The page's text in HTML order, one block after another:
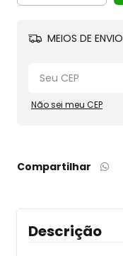
MEIOS DE ENVIO
Não sei meu CEP
Compartilhar
Descrição